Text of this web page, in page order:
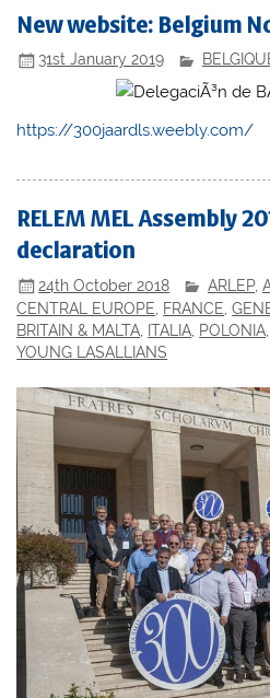
New website: Belgium
31st January 2019
https://300jaardls.weebly.com/
RELEM MEL Assembly
declaration
24th October 2018 ARLEP,
CENTRAL EUROPE, FRANCE,
BRITAIN & MALTA, ITALIA, POLONIA,
YOUNG LASALLIANS